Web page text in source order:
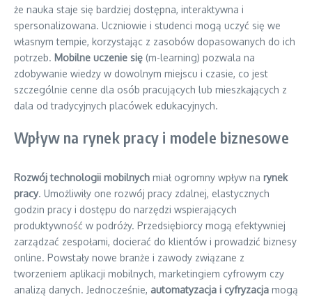
że nauka staje się bardziej dostępna, interaktywna i
spersonalizowana. Uczniowie i studenci mogą uczyć się we
własnym tempie, korzystając z zasobów dopasowanych do ich
potrzeb. Mobilne uczenie się (m-learning) pozwala na
zdobywanie wiedzy w dowolnym miejscu i czasie, co jest
szczególnie cenne dla osób pracujących lub mieszkających z
dala od tradycyjnych placówek edukacyjnych.
Wpływ na rynek pracy i modele biznesowe
Rozwój technologii mobilnych miał ogromny wpływ na rynek
pracy. Umożliwiły one rozwój pracy zdalnej, elastycznych
godzin pracy i dostępu do narzędzi wspierających
produktywność w podróży. Przedsiębiorcy mogą efektywniej
zarządzać zespołami, docierać do klientów i prowadzić biznesy
online. Powstały nowe branże i zawody związane z
tworzeniem aplikacji mobilnych, marketingiem cyfrowym czy
analizą danych. Jednocześnie, automatyzacja i cyfryzacja mogą